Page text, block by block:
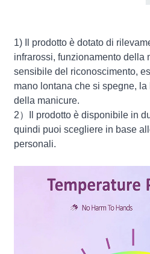
1) Il prodotto è dotato di
infrarossi, funzionamento della
sensibile del riconoscimento,
mano lontana che si spegne,
della manicure.
2）Il prodotto è disponibile in
quindi puoi scegliere in base
personali.